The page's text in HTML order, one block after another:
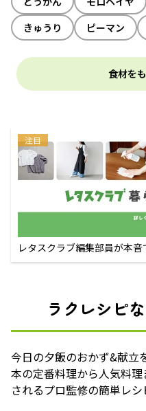
きゅうり
ピーマン
食材を
注目
レタスクラブ編集部員が本
ラクレシピ
今日の夕飯のおかず&献立
本の定番料理から人気料
されるプロ監修の簡単レシ